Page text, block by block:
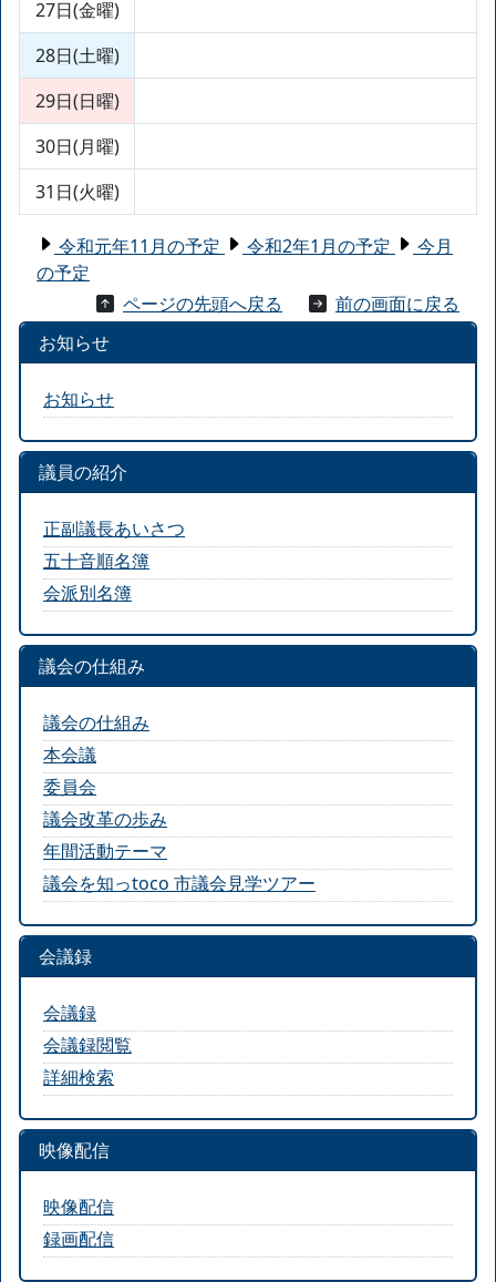
27日(金曜)
28日(土曜)
29日(日曜)
30日(月曜)
31日(火曜)
令和元年11月の予定 令和2年1月の予定
今月
の予定
ページの先頭へ戻る
前の画面に戻る
お知らせ
お知らせ
議員の紹介
正副議長あいさつ
五十音順名簿
会派別名簿
議会の仕組み
議会の仕組み
本会議
委員会
議会改革の歩み
年間活動テーマ
議会を知っtoco 市議会見学ツアー
会議録
会議録
会議録閲覧
詳細検索
映像配信
映像配信
録画配信